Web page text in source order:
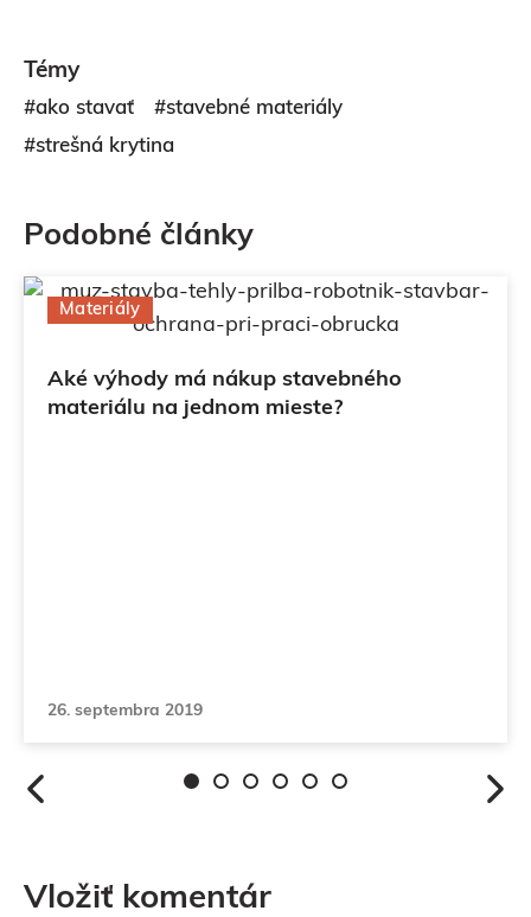
Témy
#ako stavať
#stavebné materiály
#strešná krytina
Podobné články
Materiály
Aké výhody má nákup stavebného
materiálu na jednom mieste?
26. septembra 2019
Vložiť komentár